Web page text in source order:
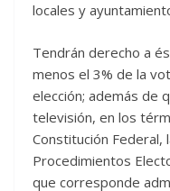
locales y
Tendrán derecho a
menos el 3% de la
elección; además de
televisión, en los
Constitución Federal,
Procedimientos
que corresponde